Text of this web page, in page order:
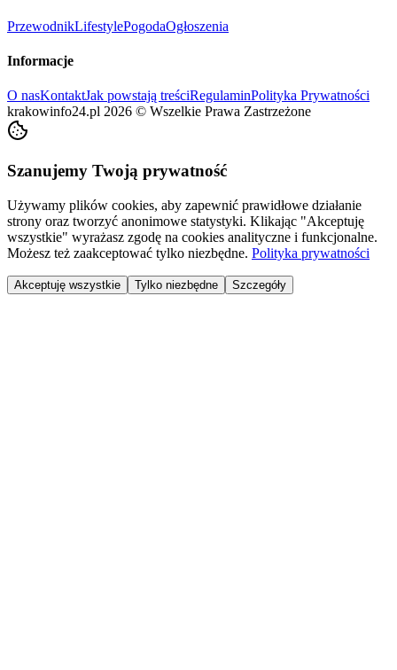
PrzewodnikLifestylePogodaOgłoszenia
Informacje
O nasKontaktJak powstają treściRegulaminPolityka Prywatności
krakowinfo24.pl 2026 © Wszelkie Prawa Zastrzeżone
Szanujemy Twoją prywatność
Używamy plików cookies, aby zapewnić prawidłowe działanie
strony oraz tworzyć anonimowe statystyki. Klikając "Akceptuję
wszystkie" wyrażasz zgodę na cookies analityczne i funkcjonalne.
Możesz też zaakceptować tylko niezbędne. Polityka prywatności
Akceptuję wszystkie Tylko niezbędne Szczegóły